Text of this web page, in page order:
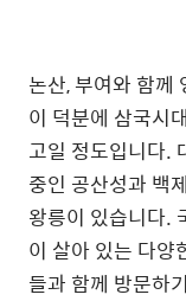
논산, 부여와 함께
이 덕분에 삼국시
고일 정도입니다.
중인 공산성과 백
왕릉이 있습니다.
이 살아 있는 다양
들과 함께 방문하